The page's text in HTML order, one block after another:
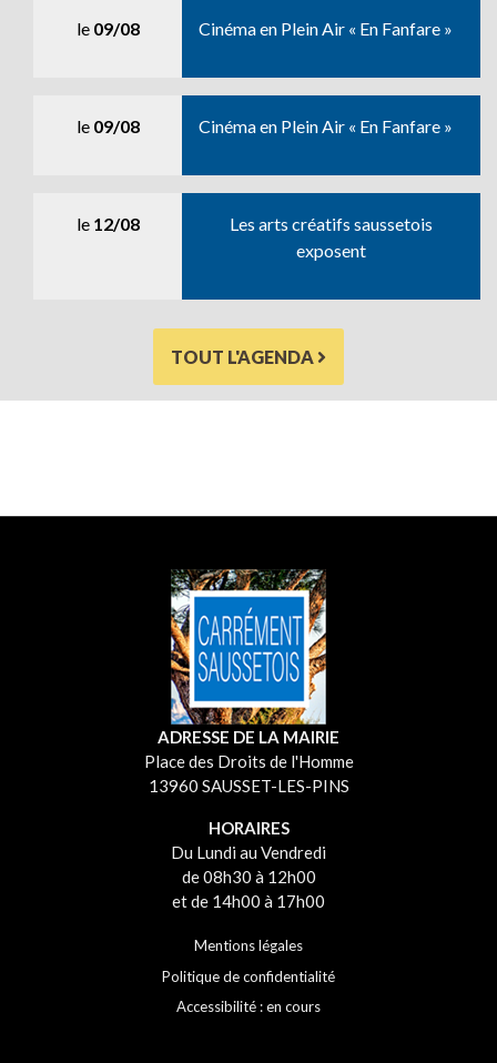
le 09/08 Cinéma en Plein Air « En Fanfare »
le 09/08 Cinéma en Plein Air « En Fanfare »
le 12/08
Les arts créatifs saussetois
exposent
TOUT L'AGENDA
ADRESSE DE LA MAIRIE
Place des Droits de l'Homme
13960 SAUSSET-LES-PINS
HORAIRES
Du Lundi au Vendredi
de 08h30 à 12h00
et de 14h00 à 17h00
Mentions légales
Politique de confidentialité
Accessibilité : en cours